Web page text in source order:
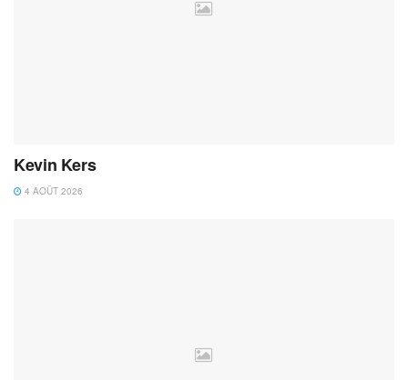
Kevin Kers
4 AOÛT 2026